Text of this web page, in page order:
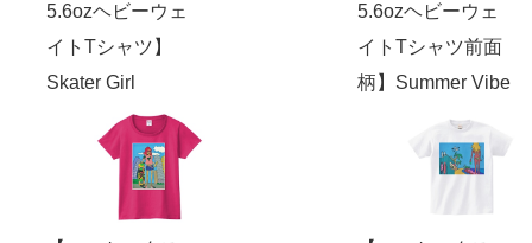
5.6ozヘビーウェ
イトTシャツ】
Skater Girl
5.6ozヘビーウェ
イトTシャツ前面
柄】Summer Vibe